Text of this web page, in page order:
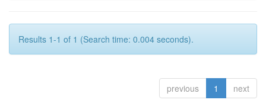
Results 1-1 of 1 (Search time: 0.004 seconds).
previous 1 next